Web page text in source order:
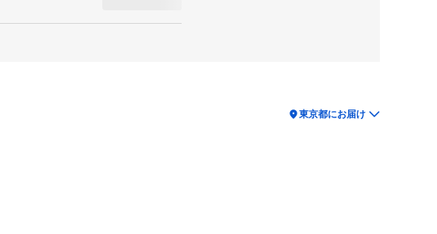
location_on東京都にお届け